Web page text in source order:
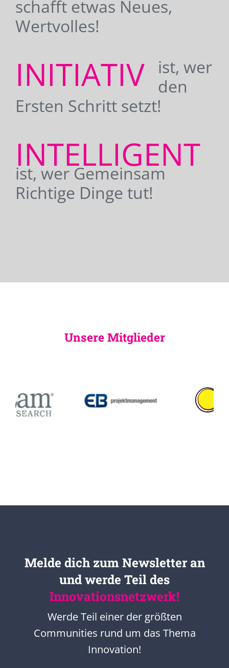
schafft etwas Neues,
Wertvolles!
INITIATIV
ist, wer
den
Ersten Schritt setzt!
INTELLIGENT
ist, wer Gemeinsam
Richtige Dinge tut!
Unsere Mitglieder
Melde dich zum Newsletter an
und werde Teil des
Innovationsnetzwerk!
Werde Teil einer der größten
Communities rund um das Thema
Innovation!